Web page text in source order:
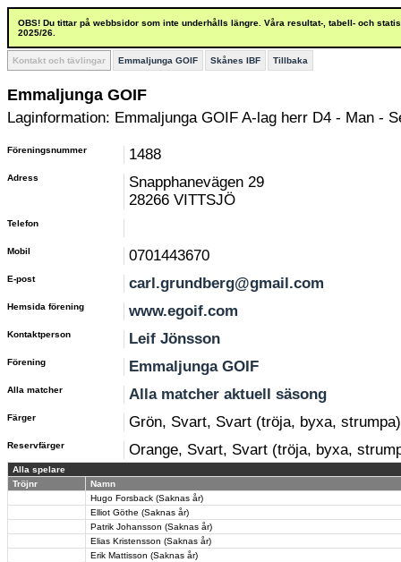
OBS! Du tittar på webbsidor som inte underhålls längre. Våra resultat-, tabell- och
2025/26.
Kontakt och tävlingar Emmaljunga GOIF Skånes IBF Tillbaka
Emmaljunga GOIF
Laginformation: Emmaljunga GOIF A-lag herr D4 - Man -
Föreningsnummer 1488
Adress
Snapphanevägen 29
28266 VITTSJÖ
Telefon
Mobil 0701443670
E-post carl.grundberg@gmail.com
Hemsida förening www.egoif.com
Kontaktperson Leif Jönsson
Förening Emmaljunga GOIF
Alla matcher Alla matcher aktuell säsong
Färger Grön, Svart, Svart (tröja, byxa, strumpa)
Reservfärger Orange, Svart, Svart (tröja, byxa,
Alla spelare
Tröjnr
Namn
Hugo Forsback (Saknas år)
Elliot Göthe (Saknas år)
Patrik Johansson (Saknas år)
Elias Kristensson (Saknas år)
Erik Mattisson (Saknas år)